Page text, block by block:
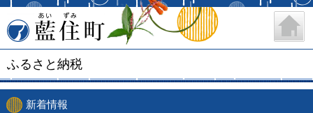
藍住町
ふるさと納税
新着情報